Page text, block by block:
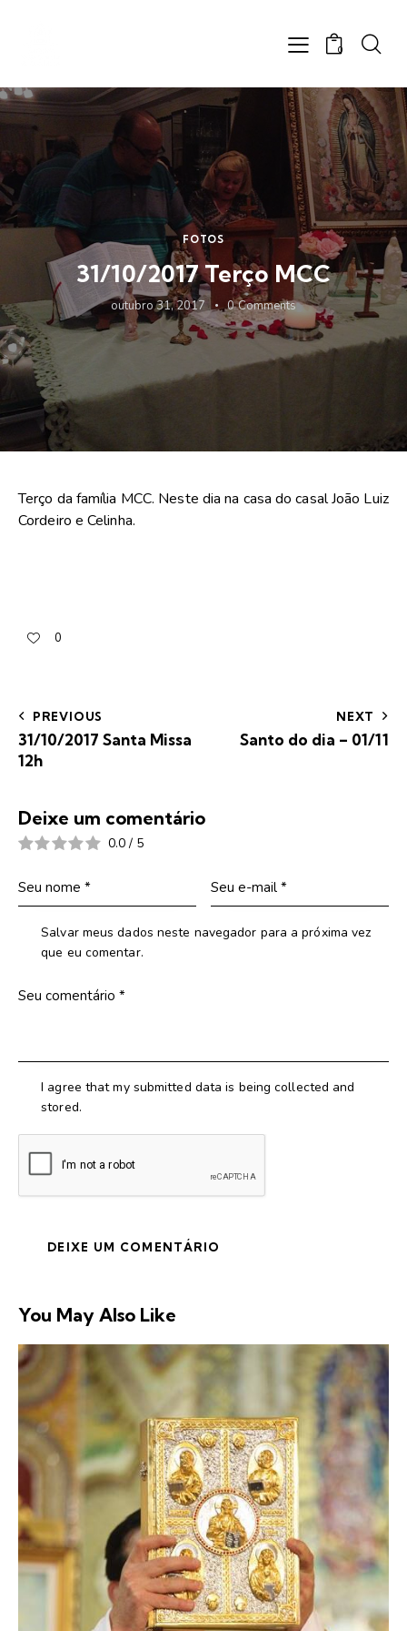
0
FOTOS
31/10/2017 Terço MCC
outubro 31, 2017 0 Comments
Terço da família MCC. Neste dia na casa do casal João Luiz
Cordeiro e Celinha.
0
PREVIOUS
31/10/2017 Santa Missa
12h
NEXT
Santo do dia – 01/11
Deixe um comentário
0.0 / 5
Salvar meus dados neste navegador para a próxima vez
que eu comentar.
I agree that my submitted data is being collected and
stored.
You May Also Like